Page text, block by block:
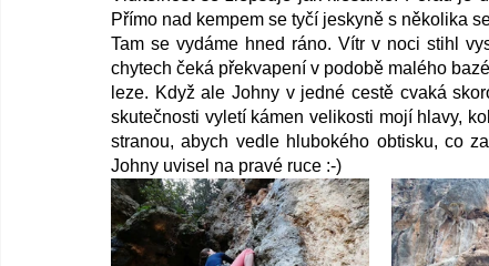
Přímo nad kempem se tyčí jeskyně s několika
Tam se vydáme hned ráno. Vítr v noci stihl
chytech čeká překvapení v podobě malého
leze. Když ale Johny v jedné cestě cvaká
skutečnosti vyletí kámen velikosti mojí hlavy,
stranou, abych vedle hlubokého obtisku, co
Johny uvisel na pravé ruce :-)